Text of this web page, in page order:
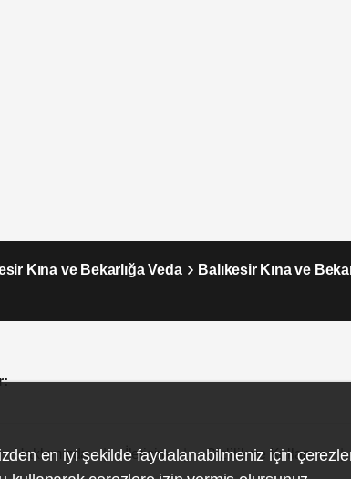
Kına ve Bekarlığa Veda
Balıkesir Kına ve
Hakkımızda İletişim Gizlilik ve Kullanım
en iyi şekilde faydalanabilmeniz için